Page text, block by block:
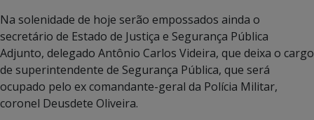
Na solenidade de hoje serão empossados ainda o
secretário de Estado de Justiça e Segurança Pública
Adjunto, delegado Antônio Carlos Videira, que deixa o cargo
de superintendente de Segurança Pública, que será
ocupado pelo ex comandante-geral da Polícia Militar,
coronel Deusdete Oliveira.